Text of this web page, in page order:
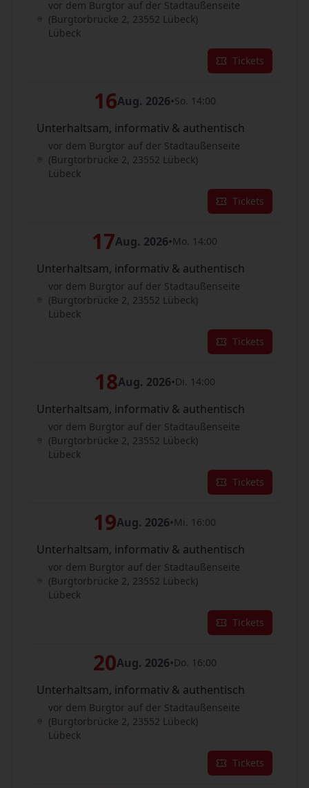
vor dem Burgtor auf der Stadtaußenseite
(Burgtorbrücke 2, 23552 Lübeck)
Lübeck
Tickets
16Aug. 2026•So. 14:00
Unterhaltsam, informativ & authentisch
vor dem Burgtor auf der Stadtaußenseite
(Burgtorbrücke 2, 23552 Lübeck)
Lübeck
Tickets
17Aug. 2026•Mo. 14:00
Unterhaltsam, informativ & authentisch
vor dem Burgtor auf der Stadtaußenseite
(Burgtorbrücke 2, 23552 Lübeck)
Lübeck
Tickets
18Aug. 2026•Di. 14:00
Unterhaltsam, informativ & authentisch
vor dem Burgtor auf der Stadtaußenseite
(Burgtorbrücke 2, 23552 Lübeck)
Lübeck
Tickets
19Aug. 2026•Mi. 16:00
Unterhaltsam, informativ & authentisch
vor dem Burgtor auf der Stadtaußenseite
(Burgtorbrücke 2, 23552 Lübeck)
Lübeck
Tickets
20Aug. 2026•Do. 16:00
Unterhaltsam, informativ & authentisch
vor dem Burgtor auf der Stadtaußenseite
(Burgtorbrücke 2, 23552 Lübeck)
Lübeck
Tickets